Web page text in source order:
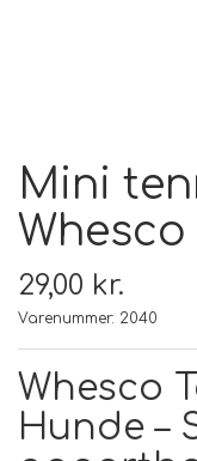
Mini
Whesco
29,00 kr.
Varenummer: 2040
Whesco
Hunde –